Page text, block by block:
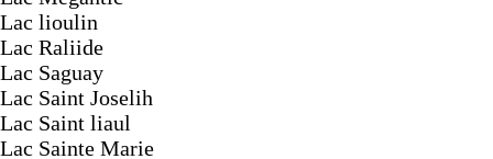
Lac lioulin
Lac Raliide
Lac Saguay
Lac Saint Joselih
Lac Saint liaul
Lac Sainte Marie